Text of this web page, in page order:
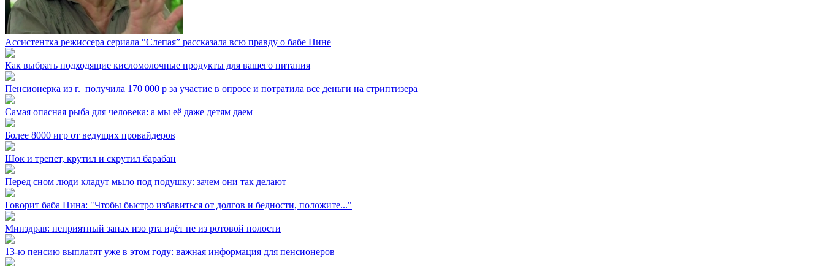
Ассистентка режиссера сериала “Слепая” рассказала всю правду о бабе Нине
Как выбрать подходящие кисломолочные продукты для вашего питания
Пенсионерка из г. ⁣ получила 170 000 р за участие в опросе и потратила все деньги на стриптизера
Самая опасная рыба для человека: а мы её даже детям даем
Более 8000 игр от ведущих провайдеров
Шок и трепет, крутил и скрутил барабан
Перед сном люди кладут мыло под подушку: зачем они так делают
Говорит баба Нина: "Чтобы быстро избавиться от долгов и бедности, положите..."
Минздрав: неприятный запах изо рта идёт не из ротовой полости
13-ю пенсию выплатят уже в этом году: важная информация для пенсионеров